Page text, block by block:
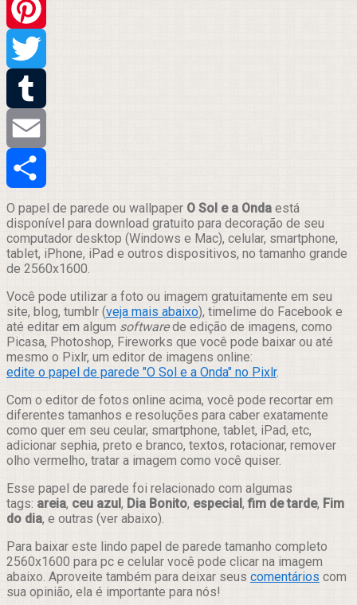
WhatsApp
Pinterest
Twitter
Tumblr
Email
Compartilhar
O papel de parede ou wallpaper O Sol e a Onda está
disponível para download gratuito para decoração de seu
computador desktop (Windows e Mac), celular, smartphone,
tablet, iPhone, iPad e outros dispositivos, no tamanho grande
de 2560x1600.
Você pode utilizar a foto ou imagem gratuitamente em seu
site, blog, tumblr (veja mais abaixo), timelime do Facebook e
até editar em algum softwarede edição de imagens, como
Picasa, Photoshop, Fireworks que você pode baixar ou até
mesmo o Pixlr, um editor de imagens online:
edite o papel de parede "O Sol e a Onda" no Pixlr.
Com o editor de fotos online acima, você pode recortar em
diferentes tamanhos e resoluções para caber exatamente
como quer em seu ceular, smartphone, tablet, iPad, etc,
adicionar sephia, preto e branco, textos, rotacionar, remover
olho vermelho, tratar a imagem como você quiser.
Esse papel de parede foi relacionado com algumas
tags: areia, ceu azul, Dia Bonito, especial,fim de tarde, Fim
do dia, e outras (ver abaixo).
Para baixar este lindo papel de parede tamanho completo
2560x1600 para pc e celular você pode clicar na imagem
abaixo. Aproveite também para deixar seus comentários com
sua opinião, ela é importante para nós!